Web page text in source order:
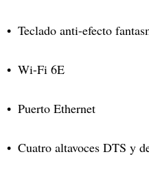
Teclado anti-efecto
Wi-Fi 6E
Puerto Ethernet
Cuatro altavoces DTS y